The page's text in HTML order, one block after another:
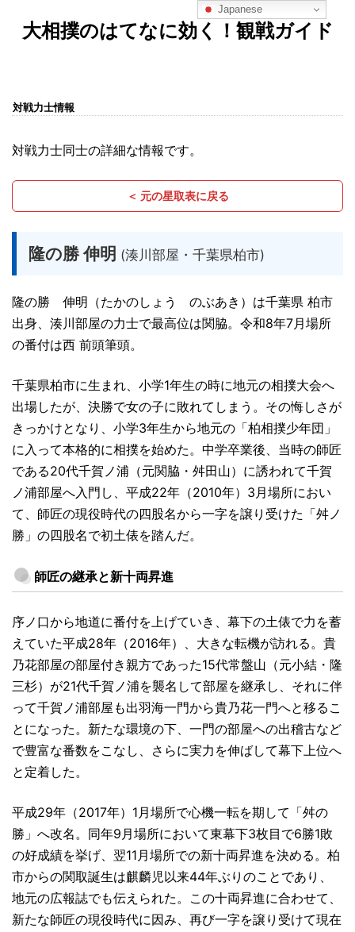
大相撲のはてなに効く！観戦ガイド
対戦力士情報
対戦力士同士の詳細な情報です。
＜ 元の星取表に戻る
隆の勝 伸明 (湊川部屋・千葉県柏市)
隆の勝 伸明（たかのしょう のぶあき）は千葉県 柏市
出身、湊川部屋の力士で最高位は関脇。令和8年7月場所
の番付は西 前頭筆頭。
千葉県柏市に生まれ、小学1年生の時に地元の相撲大会へ
出場したが、決勝で女の子に敗れてしまう。その悔しさが
きっかけとなり、小学3年生から地元の「柏相撲少年団」
に入って本格的に相撲を始めた。中学卒業後、当時の師匠
である20代千賀ノ浦（元関脇・舛田山）に誘われて千賀
ノ浦部屋へ入門し、平成22年（2010年）3月場所におい
て、師匠の現役時代の四股名から一字を譲り受けた「舛ノ
勝」の四股名で初土俵を踏んだ。
師匠の継承と新十両昇進
序ノ口から地道に番付を上げていき、幕下の土俵で力を蓄
えていた平成28年（2016年）、大きな転機が訪れる。貴
乃花部屋の部屋付き親方であった15代常盤山（元小結・隆
三杉）が21代千賀ノ浦を襲名して部屋を継承し、それに伴
って千賀ノ浦部屋も出羽海一門から貴乃花一門へと移るこ
とになった。新たな環境の下、一門の部屋への出稽古など
で豊富な番数をこなし、さらに実力を伸ばして幕下上位へ
と定着した。
平成29年（2017年）1月場所で心機一転を期して「舛の
勝」へ改名。同年9月場所において東幕下3枚目で6勝1敗
の好成績を挙げ、翌11月場所での新十両昇進を決める。柏
市からの関取誕生は麒麟児以来44年ぶりのことであり、
地元の広報誌でも伝えられた。この十両昇進に合わせて、
新たな師匠の現役時代に因み、再び一字を譲り受けて現在
Japanese